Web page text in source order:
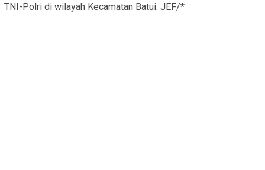
TNI-Polri di wilayah Kecamatan Batui. JEF/*